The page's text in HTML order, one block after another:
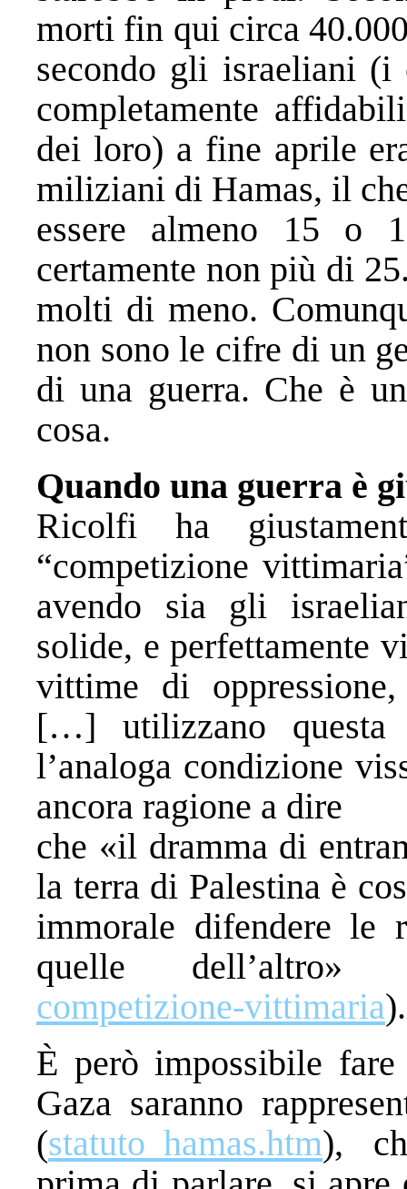
morti fin qui circa
secondo gli israeliani (i
completamente
dei loro) a fine aprile
miliziani di Hamas, il
essere almeno 15
certamente non più di
molti di meno.
non sono le cifre di un
di una guerra. Che è
cosa.
Quando una guerra è
Ricolfi ha
“competizione
avendo sia gli
solide, e perfettamente
vittime di
[…] utilizzano questa
l’analoga condizione
ancora ragione a dire
che «il dramma di
la terra di Palestina è
immorale difendere le
quelle dell’altro»
competizione-vittimaria).
È però impossibile
Gaza saranno
(statuto_hamas.htm),